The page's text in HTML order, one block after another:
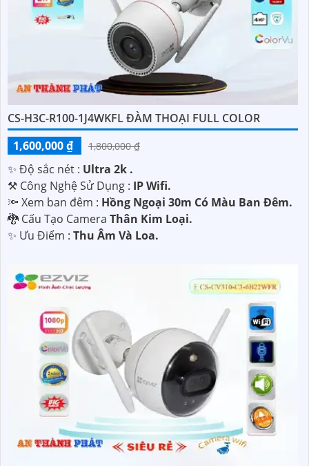
CS-H3C-R100-1J4WKFL ĐÀM THOẠI FULL COLOR
1,600,000 ₫
1,800,000 ₫
✨ Độ sắc nét : Ultra 2k .
⚒ Công Nghệ Sử Dụng : IP Wifi.
🔦 Xem ban đêm : Hồng Ngoại 30m Có Màu Ban Đêm.
🐉️ Cấu Tạo Camera Thân Kim Loại.
️✨ Ưu Điểm : Thu Âm Và Loa.